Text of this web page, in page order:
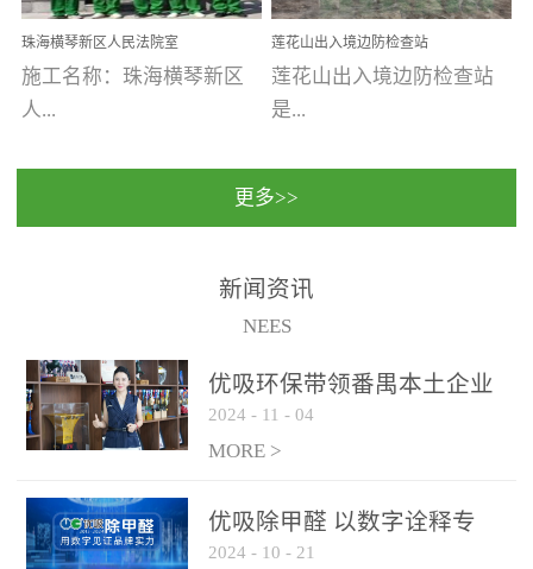
她将越来越枝繁叶茂，终
将会成为一棵参天大树！
优吸环保截止2020年拥有
全国600家网点分支机构。
致酒店是为中高端人士...
州)校区 工程案...
珠海横琴新区人民法院室
内除甲醛空气治理项目
施工名称：珠海横琴新区
人...
民法院室内除甲醛空气治
保施工日期：2020年1月珠
莲花山出入境边防检查站
室内除甲醛空气治理项目
莲花山出入境边防检查站
是...
国家通过设在对外开放口
（及各出入境边防检查
更多>>
新闻资讯
NEES
优吸环保带领番禺本​土企业
勇敢破局向“新”
2024 - 11 - 04
MORE >
优吸除甲醛 以数字诠释专
业，尽显除醛品牌实力！
2024 - 10 - 21